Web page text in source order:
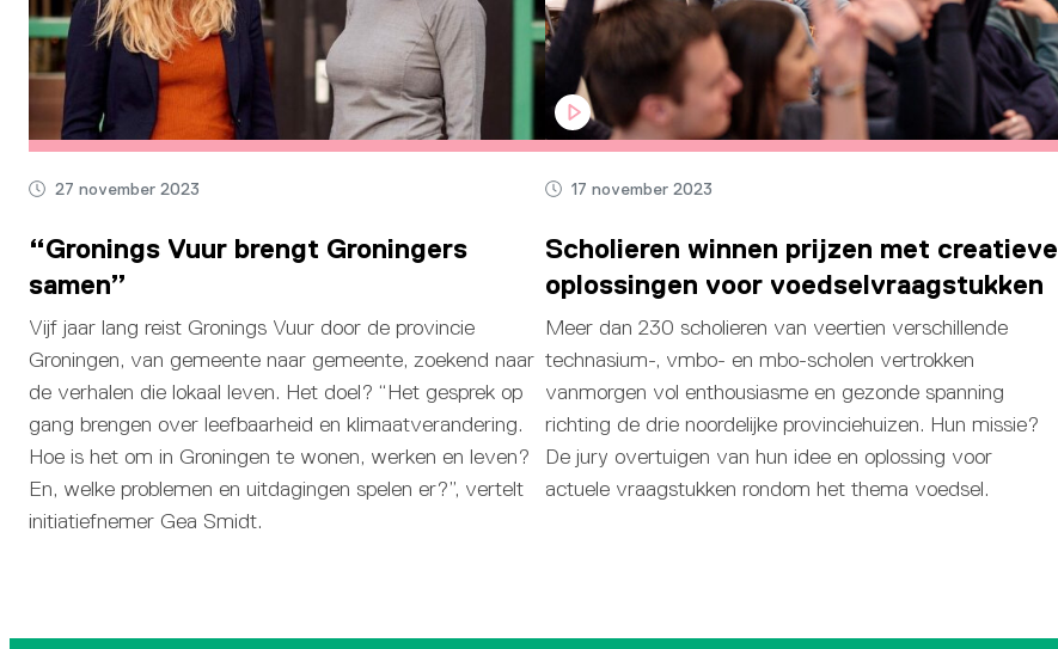
27 november 2023
“Gronings Vuur brengt Groningers
samen”
Vijf jaar lang reist Gronings Vuur door de provincie
Groningen, van gemeente naar gemeente, zoekend naar
de verhalen die lokaal leven. Het doel? “Het gesprek op
gang brengen over leefbaarheid en klimaatverandering.
Hoe is het om in Groningen te wonen, werken en leven?
En, welke problemen en uitdagingen spelen er?”, vertelt
initiatiefnemer Gea Smidt.
17 november 2023
Scholieren winnen prijzen met creatieve
oplossingen voor voedselvraagstukken
Meer dan 230 scholieren van veertien verschillende
technasium-, vmbo- en mbo-scholen vertrokken
vanmorgen vol enthousiasme en gezonde spanning
richting de drie noordelijke provinciehuizen. Hun missie?
De jury overtuigen van hun idee en oplossing voor
actuele vraagstukken rondom het thema voedsel.